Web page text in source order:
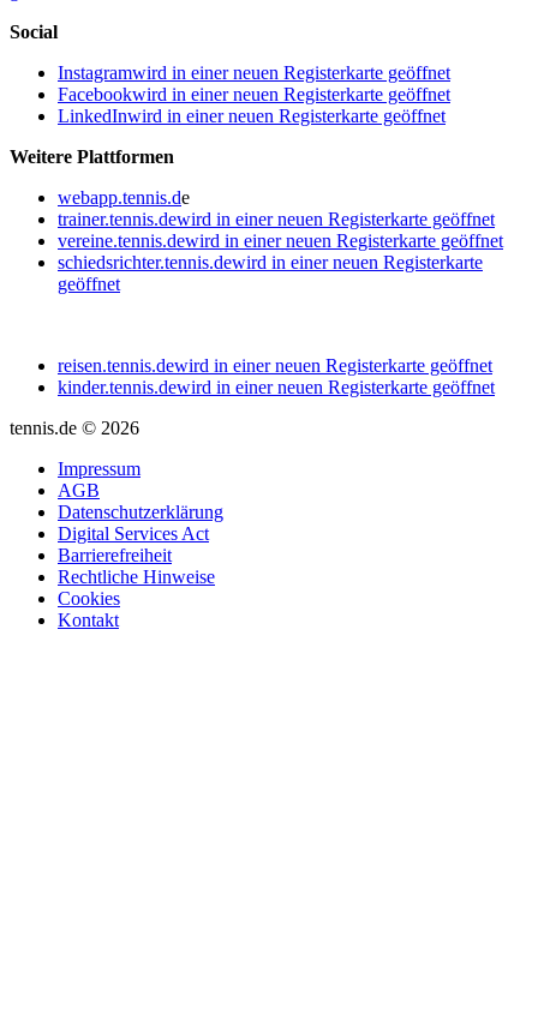
Social
Instagramwird in einer neuen Registerkarte geöffnet
Facebookwird in einer neuen Registerkarte geöffnet
LinkedInwird in einer neuen Registerkarte geöffnet
Weitere Plattformen
webapp.tennis.de
trainer.tennis.dewird in einer neuen Registerkarte geöffnet
vereine.tennis.dewird in einer neuen Registerkarte geöffnet
schiedsrichter.tennis.dewird in einer neuen Registerkarte
geöffnet
reisen.tennis.dewird in einer neuen Registerkarte geöffnet
kinder.tennis.dewird in einer neuen Registerkarte geöffnet
tennis.de © 2026
Impressum
AGB
Datenschutzerklärung
Digital Services Act
Barrierefreiheit
Rechtliche Hinweise
Cookies
Kontakt